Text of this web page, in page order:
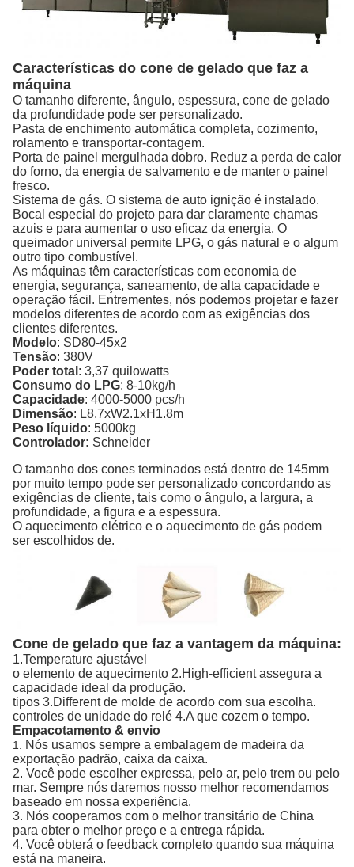
Características do cone de gelado que faz a
máquina
O tamanho diferente, ângulo, espessura, cone de gelado
da profundidade pode ser personalizado.
Pasta de enchimento automática completa, cozimento,
rolamento e transportar-contagem.
Porta de painel mergulhada dobro. Reduz a perda de calor
do forno, da energia de salvamento e de manter o painel
fresco.
Sistema de gás. O sistema de auto ignição é instalado.
Bocal especial do projeto para dar claramente chamas
azuis e para aumentar o uso eficaz da energia. O
queimador universal permite LPG, o gás natural e o algum
outro tipo combustível.
As máquinas têm características com economia de
energia, segurança, saneamento, de alta capacidade e
operação fácil. Entrementes, nós podemos projetar e fazer
modelos diferentes de acordo com as exigências dos
clientes diferentes.
Modelo: SD80-45x2
Tensão: 380V
Poder total : 3,37 quilowatts
Consumo do LPG: 8-10kg/h
Capacidade: 4000-5000 pcs/h
Dimensão: L8.7xW2.1xH1.8m
Peso líquido: 5000kg
Controlador: Schneider
O tamanho dos cones terminados está dentro de 145mm
por muito tempo pode ser personalizado concordando as
exigências de cliente, tais como o ângulo, a largura, a
profundidade, a figura e a espessura.
O aquecimento elétrico e o aquecimento de gás podem
ser escolhidos de.
Cone de gelado que faz a vantagem da máquina:
1.Temperature ajustável
o elemento de aquecimento 2.High-efficient assegura a
capacidade ideal da produção.
tipos 3.Different de molde de acordo com sua escolha.
controles de unidade do relé 4.A que cozem o tempo.
Empacotamento & envio
1. Nós usamos sempre a embalagem de madeira da
exportação padrão, caixa da caixa.
2. Você pode escolher expressa, pelo ar, pelo trem ou pelo
mar. Sempre nós daremos nosso melhor recomendamos
baseado em nossa experiência.
3. Nós cooperamos com o melhor transitário de China
para obter o melhor preço e a entrega rápida.
4. Você obterá o feedback completo quando sua máquina
está na maneira.